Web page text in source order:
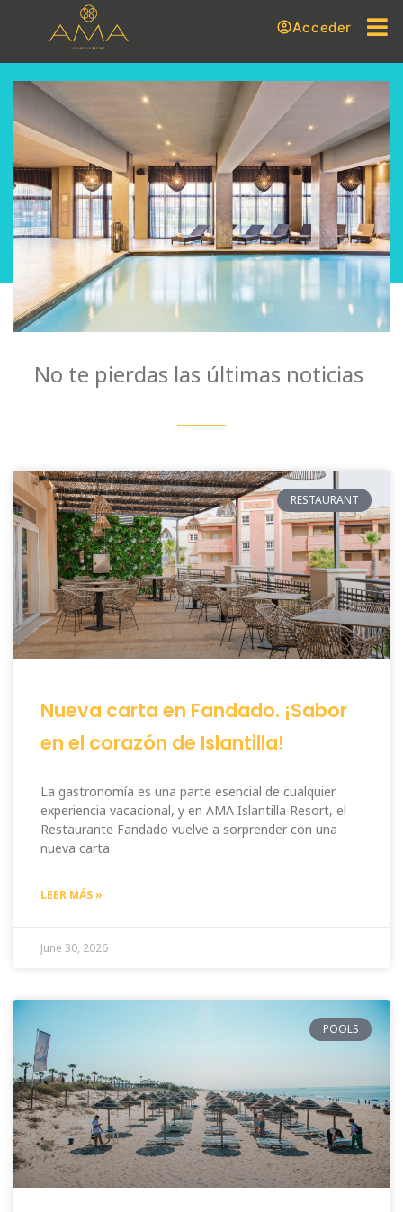
Acceder
No te pierdas las últimas noticias
RESTAURANT
Nueva carta en Fandado. ¡Sabor
en el corazón de Islantilla!
La gastronomía es una parte esencial de cualquier
experiencia vacacional, y en AMA Islantilla Resort, el
Restaurante Fandado vuelve a sorprender con una
nueva carta
LEER MÁS »
June 30, 2026
POOLS